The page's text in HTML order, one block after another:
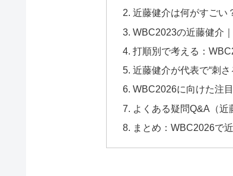
近藤健介は何がすごい
WBC2023の近藤健介
打順別で考える：
近藤健介が代表で“刺
WBC2026に向けた注
よくある疑問Q&A（近
まとめ：WBC2026で